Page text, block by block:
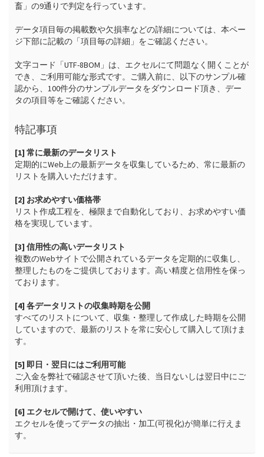
畜」の9通りで判定を行っています。
データ項目毎の掲載数や欠損率などの詳細については、本ペー
ジ下部に記載の「項目毎の詳細」をご確認ください。
文字コード「UTF-8BOM」は、エクセルにて問題なく開くことが
でき、ご利用可能な形式です。ご購入前に、以下のサンプル確
認から、100件分のサンプルデータをダウンロード頂き、デー
タの項目等をご確認ください。
特記事項
[1] 常に最新のデータリスト
定期的にWeb上の最新データを収集しているため、常に最新の
リストを購入いただけます。
[2] お求めやすい価格帯
リスト作成工程を、極限まで自動化しており、お求めやすい価
格を実現しています。
[3] 信用性の高いデータリスト
複数のWebサイトで公開されているデータを定期的に収集し、
整理したものをご提供しております。高い精度と信用性を保っ
ております。
[4] 各データリストの収集時期を公開
すべてのリストについて、収集・整理して作成した時期を公開
していますので、最新のリストを常に安心して購入して頂けま
す。
[5] 即日・翌日にはご利用可能
ご入金を弊社で確認させて頂いた後、当日ないしは翌日中にご
利用頂けます。
[6] エクセルで開けて、使いやすい
エクセルを使ってデータの抽出・加工(可視化)が簡単に行えま
す。